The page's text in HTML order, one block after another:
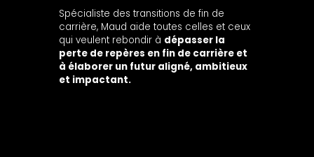
Spécialiste des transitions de fin de
carrière, Maud aide toutes celles et ceux
qui veulent rebondir à dépasser la
perte de repères en fin de carrière et
à élaborer un futur aligné, ambitieux
et impactant.